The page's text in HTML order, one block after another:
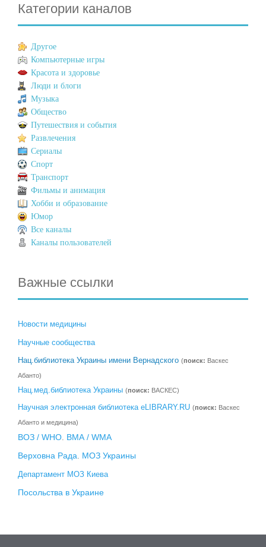
Категории каналов
Другое
Компьютерные игры
Красота и здоровье
Люди и блоги
Музыка
Общество
Путешествия и события
Развлечения
Сериалы
Спорт
Транспорт
Фильмы и анимация
Хобби и образование
Юмор
Все каналы
Каналы пользователей
Важные ссылки
Новости медицины
Научные сообщества
Нац.библиотека Украины имени Вернадского (поиск: Васкес
Абанто)
Нац.мед.библиотека Украины (поиск: ВАСКЕС)
Научная электронная библиотека eLIBRARY.RU (поиск: Васкес
Абанто и медицина)
ВОЗ / WHO ВМА / WMA
Верховна Рада
МОЗ Украины
Департамент МОЗ Киева
Посольства в Украине